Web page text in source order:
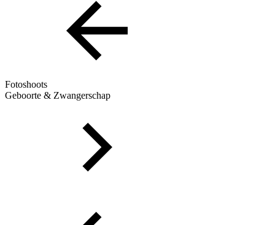
Fotoshoots
Geboorte & Zwangerschap